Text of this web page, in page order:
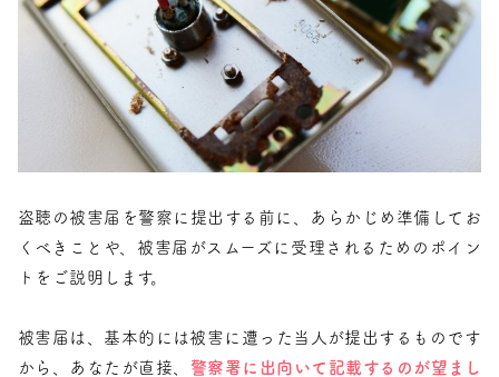
盗聴の被害届を警察に提出する前に、あらかじめ準備してお
くべきことや、被害届がスムーズに受理されるためのポイン
トをご説明します。
被害届は、基本的には被害に遭った当人が提出するものです
から、あなたが直接、 警察署に出向いて記載するのが望まし